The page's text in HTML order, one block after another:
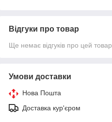
Відгуки про товар
Ще немає відгуків про цей товар
Умови доставки
Нова Пошта
Доставка кур'єром